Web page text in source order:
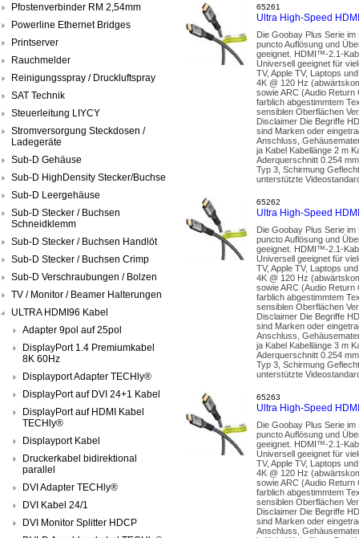
Pfostenverbinder RM 2,54mm
Powerline Ethernet Bridges
Printserver
Rauchmelder
Reinigungsspray / Druckluftspray
SAT Technik
Steuerleitung LIYCY
Stromversorgung Steckdosen /
Ladegeräte
Sub-D Gehäuse
Sub-D HighDensity Stecker/Buchse
Sub-D Leergehäuse
Sub-D Stecker / Buchsen
Schneidklemm
Sub-D Stecker / Buchsen Handlöt
Sub-D Stecker / Buchsen Crimp
Sub-D Verschraubungen / Bolzen
TV / Monitor / Beamer Halterungen
ULTRA HDMI96 Kabel
Adapter 9pol auf 25pol
DisplayPort 1.4 Premiumkabel
8K 60Hz
Displayport Adapter TECHly®
DisplayPort auf DVI 24+1 Kabel
DisplayPort auf HDMI Kabel
TECHly®
Displayport Kabel
Druckerkabel bidirektional
parallel
DVI Adapter TECHly®
DVI Kabel 24/1
DVI Monitor Splitter HDCP
65261
Ultra High-Speed
Die Goobay Plus Serie
puncto Auflösung und
geeignet. HDMI™-2.1-
Universell geeignet für
TV, Apple TV, Laptops
4K @ 120 Hz
sowie ARC (Audio
farblich abgestimmtem
sensiblen Oberflächen
Disclaimer Die Begriffe
sind Marken oder
Anschluss,
ja Kabel Kabellänge 2 m
Aderquerschnitt 0.254
Typ 3, Schirmung
unterstützte
65262
Ultra High-Speed
Die Goobay Plus Serie
puncto Auflösung und
geeignet. HDMI™-2.1-
Universell geeignet für
TV, Apple TV, Laptops
4K @ 120 Hz
sowie ARC (Audio
farblich abgestimmtem
sensiblen Oberflächen
Disclaimer Die Begriffe
sind Marken oder
Anschluss,
ja Kabel Kabellänge 3 m
Aderquerschnitt 0.254
Typ 3, Schirmung
unterstützte
65263
Ultra High-Speed
Die Goobay Plus Serie
puncto Auflösung und
geeignet. HDMI™-2.1-
Universell geeignet für
TV, Apple TV, Laptops
4K @ 120 Hz
sowie ARC (Audio
farblich abgestimmtem
sensiblen Oberflächen
Disclaimer Die Begriffe
sind Marken oder
Anschluss,